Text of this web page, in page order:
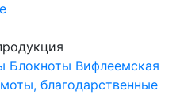
Блокноты Вифлеемская
благодарственные